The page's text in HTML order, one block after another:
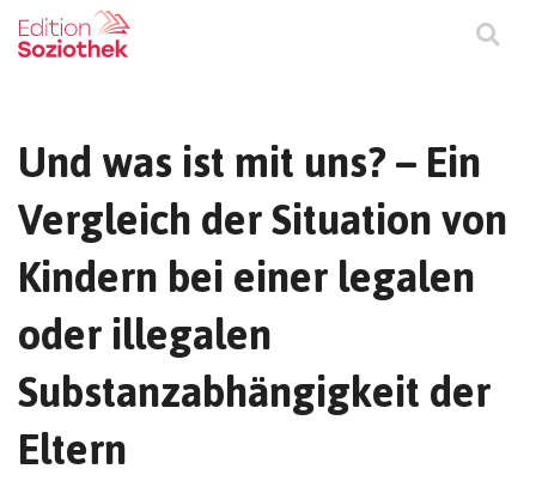
Und was ist mit uns? – Ein
Vergleich der Situation von
Kindern bei einer legalen
oder illegalen
Substanzabhängigkeit der
Eltern